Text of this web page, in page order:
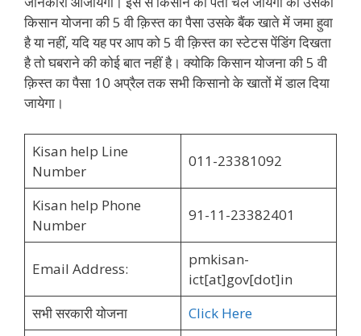
किसान योजना की 5 वी क़िस्त का पैसा उसके बैंक खाते में जमा हुवा
है या नहीं, यदि यह पर आप को 5 वी क़िस्त का स्टेटस पेंडिंग दिखता
है तो घबराने की कोई बात नहीं है। क्योकि किसान योजना की 5 वी
क़िस्त का पैसा 10 अप्रैल तक सभी किसानो के खातों में डाल दिया
जायेगा।
Kisan help Line
Number
011-23381092
Kisan help Phone
Number
91-11-23382401
Email Address:
pmkisan-
ict[at]gov[dot]in
सभी सरकारी योजना
Click Here